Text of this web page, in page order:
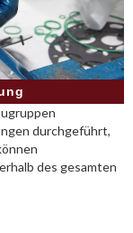
durchgeführt,
des gesamten